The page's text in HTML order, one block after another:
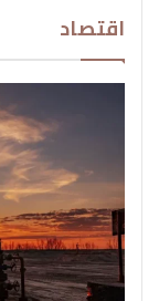
اقتصاد